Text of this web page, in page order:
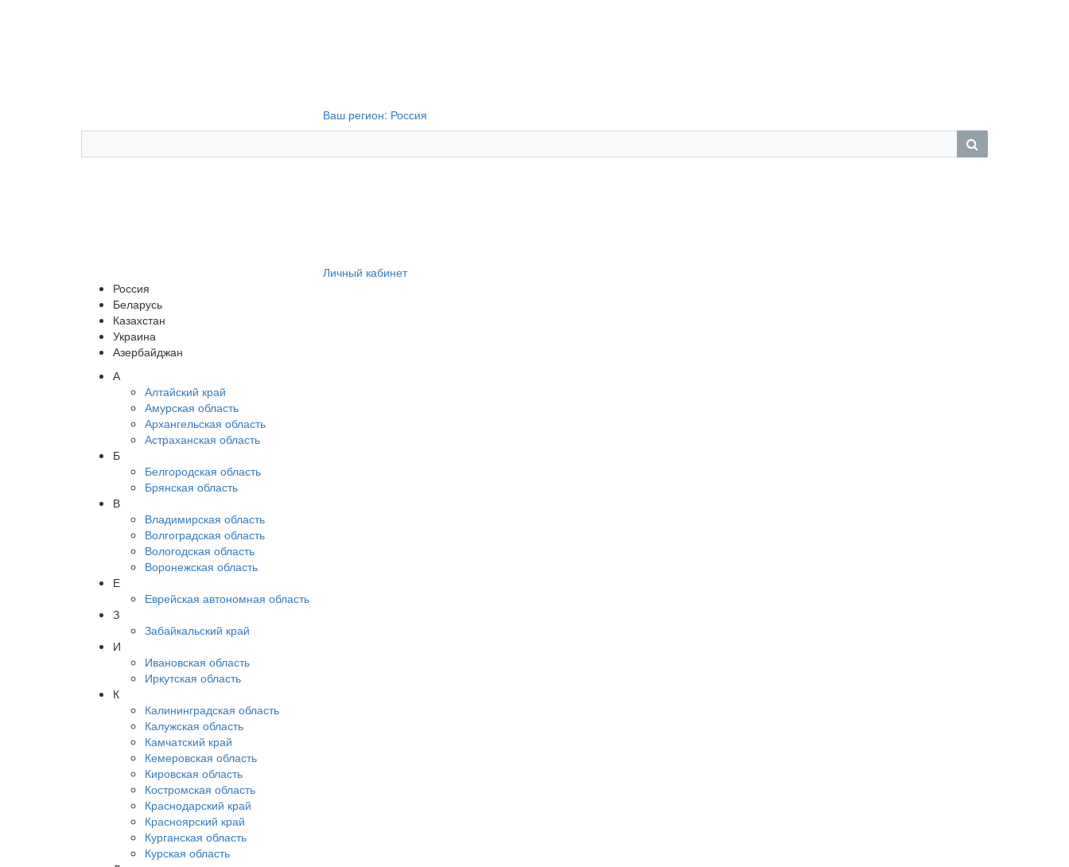
Ваш регион: Россия
Личный кабинет
Россия
Беларусь
Казахстан
Украина
Азербайджан
А
Алтайский край
Амурская область
Архангельская область
Астраханская область
Б
Белгородская область
Брянская область
В
Владимирская область
Волгоградская область
Вологодская область
Воронежская область
Е
Еврейская автономная область
З
Забайкальский край
И
Ивановская область
Иркутская область
К
Калининградская область
Калужская область
Камчатский край
Кемеровская область
Кировская область
Костромская область
Краснодарский край
Красноярский край
Курганская область
Курская область